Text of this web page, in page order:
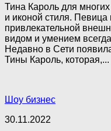
Тина Кароль для
и иконой стиля. Певица
привлекательной
видом и умением
Недавно в Сети
Тины Кароль, которая,...
Шоу бизнес
30.11.2022